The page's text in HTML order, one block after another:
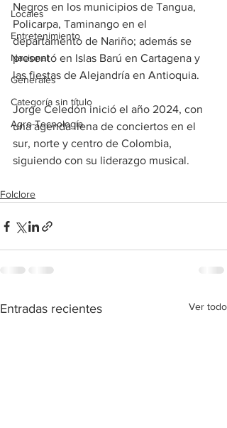
Locales
Entretenimiento
Nacional
Generales
Categoría sin título
Agro-Tecnología
Negros en los municipios de Tangua,
Policarpa, Taminango en el
departamento de Nariño; además se
presentó en Islas Barú en Cartagena y
las fiestas de Alejandría en Antioquia.
Jorge Celedón inició el año 2024, con
una agenda llena de conciertos en el
sur, norte y centro de Colombia,
siguiendo con su liderazgo musical.
Folclore
Entradas recientes Ver todo